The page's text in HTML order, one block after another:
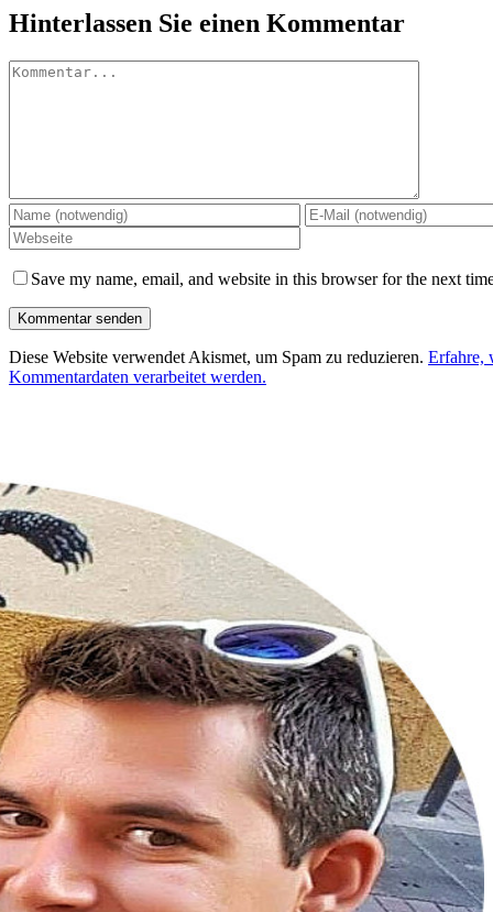
Hinterlassen Sie einen Kommentar
Kommentar
Save my name, email, and website in this browser for the next
Diese Website verwendet Akismet, um Spam zu reduzieren. Erfahre,
Kommentardaten verarbeitet werden.